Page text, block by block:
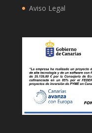
Aviso Legal